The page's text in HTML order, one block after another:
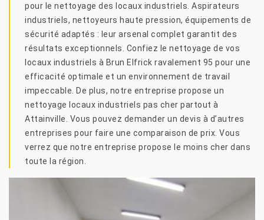
pour le nettoyage des locaux industriels. Aspirateurs
industriels, nettoyeurs haute pression, équipements de
sécurité adaptés : leur arsenal complet garantit des
résultats exceptionnels. Confiez le nettoyage de vos
locaux industriels à Brun Elfrick ravalement 95 pour une
efficacité optimale et un environnement de travail
impeccable. De plus, notre entreprise propose un
nettoyage locaux industriels pas cher partout à
Attainville. Vous pouvez demander un devis à d’autres
entreprises pour faire une comparaison de prix. Vous
verrez que notre entreprise propose le moins cher dans
toute la région.